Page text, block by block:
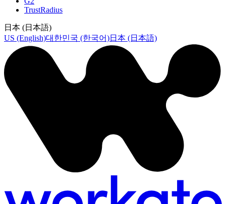
TrustRadius
日本 (日本語)
US (English)대한민국 (한국어)日本 (日本語)